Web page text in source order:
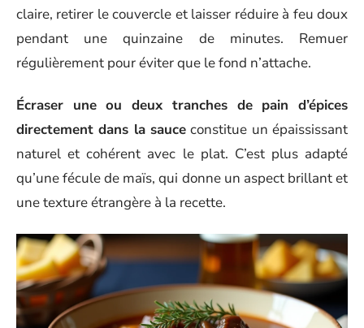
claire, retirer le couvercle et laisser réduire à feu doux
pendant une quinzaine de minutes. Remuer
régulièrement pour éviter que le fond n’attache.
Écraser une ou deux tranches de pain d’épices
directement dans la sauce constitue un épaississant
naturel et cohérent avec le plat. C’est plus adapté
qu’une fécule de maïs, qui donne un aspect brillant et
une texture étrangère à la recette.